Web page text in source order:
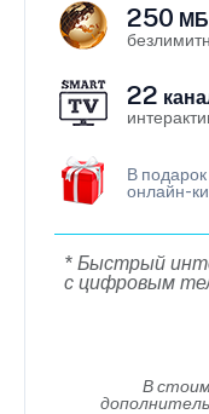
250
22
В
онлайн-
* Быстрый
с цифровым
В